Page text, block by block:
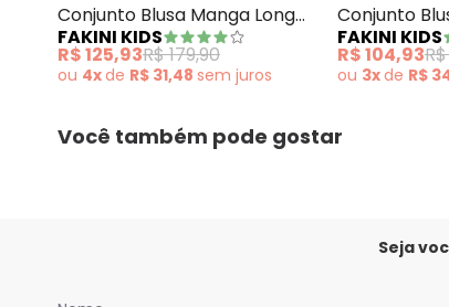
Conjunto Blusa Manga Longa
e Shorts Bege
FAKINI KIDS
R$ 125,93R$ 179,90
ou 4xde R$ 31,48 sem juros
Conjunto
Bege
FAKINI KIDS
R$ 104,93
ou 3xde R$
Você também pode gostar
Seja